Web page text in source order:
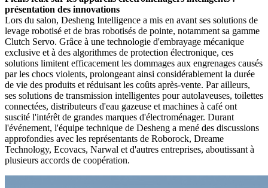
présentation des innovations
Lors du salon, Desheng Intelligence a mis en avant ses solutions de
levage robotisé et de bras robotisés de pointe, notamment sa gamme
Clutch Servo. Grâce à une technologie d'embrayage mécanique
exclusive et à des algorithmes de protection électronique, ces
solutions limitent efficacement les dommages aux engrenages causés
par les chocs violents, prolongeant ainsi considérablement la durée
de vie des produits et réduisant les coûts après-vente. Par ailleurs,
ses solutions de transmission intelligentes pour autolaveuses, toilettes
connectées, distributeurs d'eau gazeuse et machines à café ont
suscité l'intérêt de grandes marques d'électroménager. Durant
l'événement, l'équipe technique de Desheng a mené des discussions
approfondies avec les représentants de Roborock, Dreame
Technology, Ecovacs, Narwal et d'autres entreprises, aboutissant à
plusieurs accords de coopération.